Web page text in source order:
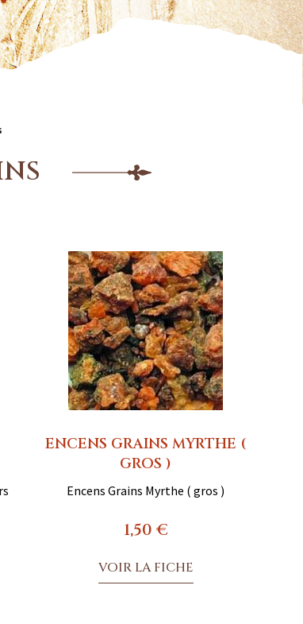
ENCENS GRAINS MYRTHE (
GROS )
Encens Grains Myrthe ( gros )
1,50 €
VOIR LA FICHE